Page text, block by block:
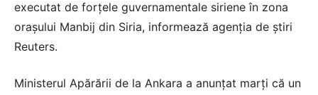
executat de forțele guvernamentale siriene în zona
orașului Manbij din Siria, informează agenția de știri
Reuters.
Ministerul Apărării de la Ankara a anunțat marți că un